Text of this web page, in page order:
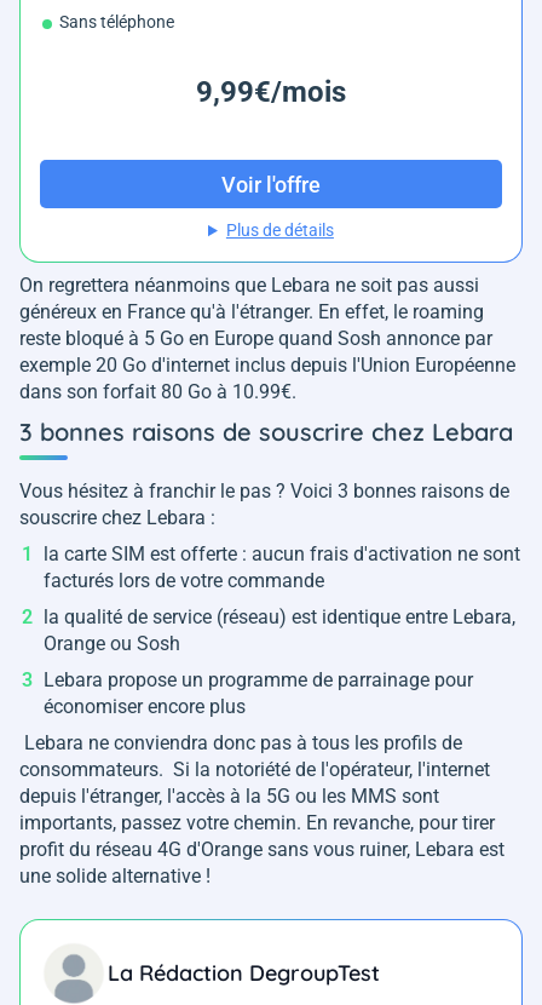
Sans téléphone
9,99€/mois
Voir l'offre
Plus de détails
On regrettera néanmoins que Lebara ne soit pas aussi
généreux en France qu'à l'étranger. En effet, le roaming
reste bloqué à 5 Go en Europe quand Sosh annonce par
exemple 20 Go d'internet inclus depuis l'Union Européenne
dans son forfait 80 Go à 10.99€.
3 bonnes raisons de souscrire chez Lebara
Vous hésitez à franchir le pas ? Voici 3 bonnes raisons de
souscrire chez Lebara :
la carte SIM est offerte : aucun frais d'activation ne sont
facturés lors de votre commande
la qualité de service (réseau) est identique entre Lebara,
Orange ou Sosh
Lebara propose un programme de parrainage pour
économiser encore plus
Lebara ne conviendra donc pas à tous les profils de
consommateurs. Si la notoriété de l'opérateur, l'internet
depuis l'étranger, l'accès à la 5G ou les MMS sont
importants, passez votre chemin. En revanche, pour tirer
profit du réseau 4G d'Orange sans vous ruiner, Lebara est
une solide alternative !
La Rédaction DegroupTest